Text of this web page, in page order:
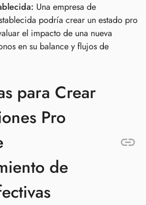
Una empresa de
podría crear un estado pro
el impacto de una nueva
en su balance y flujos de
para Crear
Pro
de